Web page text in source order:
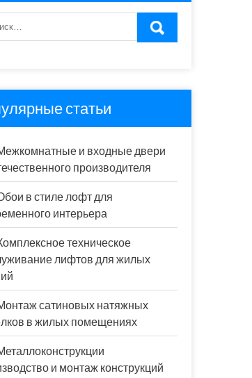
статьи
и входные двери
производителя
в стиле лофт для
интерьера
техническое
лифтов для жилых
сатиновых натяжных
в жилых помещениях
и монтаж конструкций